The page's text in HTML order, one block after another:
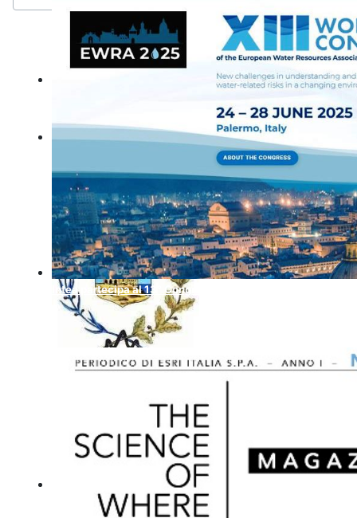
Comune di Valledolmo
La tecnologia dei sistemi informativi geografici (GIS) crea
trasformando la scienza del "dove" in comprensione
comunità, imprese e pianeta.
Learn more
Intea partecipa al 13° Congresso Mondiale